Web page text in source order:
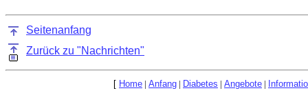
Seitenanfang
Zurück zu "Nachrichten"
[ Home | Anfang | Diabetes | Angebote |